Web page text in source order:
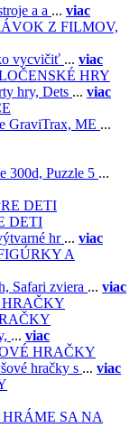
a a ... viac
Z FILMOV,
vycvičiť ... viac
HRY
hry, Dets ... viac
GraviTrax, ME ...
300d, Puzzle 5 ...
DETI
hr ... viac
A
Safari zviera ... viac
... viac
HRAČKY
hračky s ... viac
HRÁME SA NA